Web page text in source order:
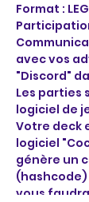
Format :
avec vos
"Discord"
Les parties
logiciel de
Votre deck
logiciel
génère un
vous